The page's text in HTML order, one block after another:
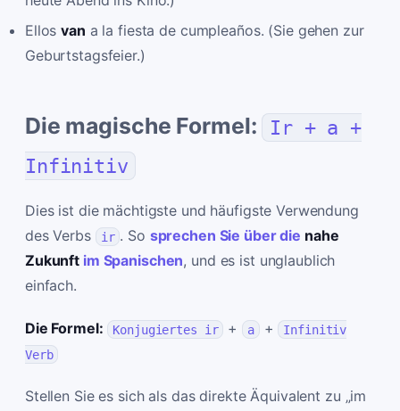
Ellosvan a la fiesta de cumpleaños. (Sie gehen zur
Geburtstagsfeier.)
Die magische Formel: Ir + a +
Infinitiv
Dies ist die mächtigste und häufigste Verwendung
des Verbs
ir . So sprechen Sie über die nahe
Zukunft im Spanischen, und es ist unglaublich
einfach.
Die Formel: Konjugiertes ir + a + Infinitiv
Verb
Stellen Sie es sich als das direkte Äquivalent zu „im